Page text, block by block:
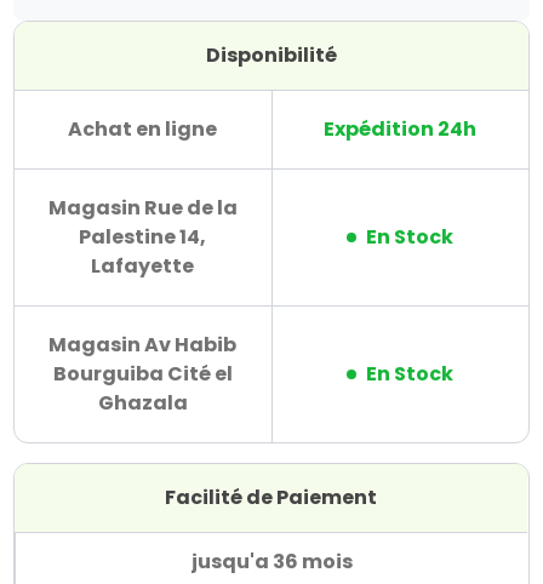
Disponibilité
Achat en ligne Expédition 24h
Magasin Rue de la
Palestine 14,
Lafayette
En Stock
Magasin Av Habib
Bourguiba Cité el
Ghazala
En Stock
Facilité de Paiement
jusqu'a 36 mois